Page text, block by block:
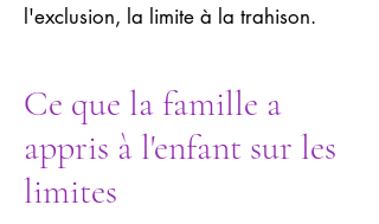
l'exclusion, la limite à la trahison.
Ce que la famille a
appris à l'enfant sur les
limites